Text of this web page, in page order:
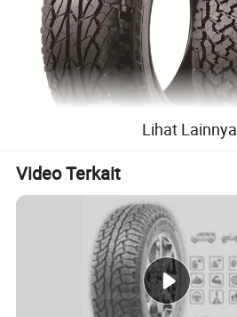
Lihat Lainnya
Video Terkait